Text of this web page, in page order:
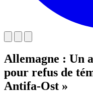
Allemagne : Un
pour refus de
Antifa-Ost »